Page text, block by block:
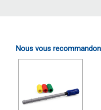
Nous vous